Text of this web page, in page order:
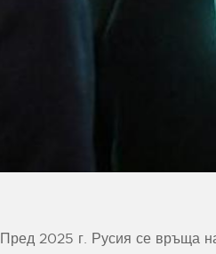
Пред 2025 г. Русия се връща